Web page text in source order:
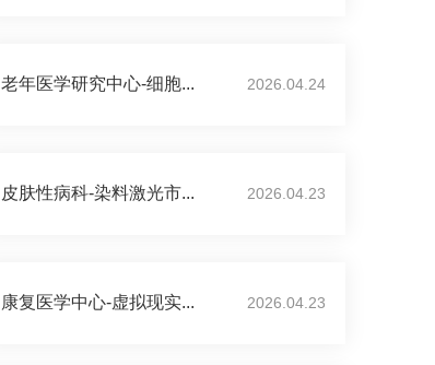
老年医学研究中心-细胞... 2026.04.24
皮肤性病科-染料激光市... 2026.04.23
康复医学中心-虚拟现实... 2026.04.23